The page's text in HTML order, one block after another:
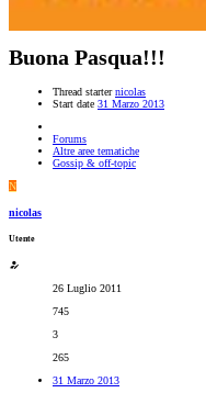
Buona Pasqua!!!
Thread starter nicolas
Start date 31 Marzo 2013
Forums
Altre aree tematiche
Gossip & off-topic
N
nicolas
Utente
26 Luglio 2011
745
3
265
31 Marzo 2013